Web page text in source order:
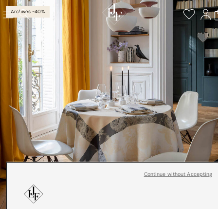
Archives -40%
Continue without Accepting